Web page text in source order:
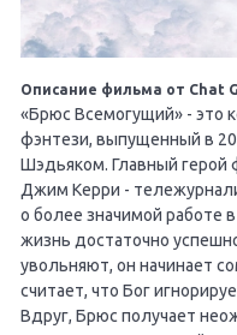
Описание фильма от Chat
«Брюс Всемогущий» - это
фэнтези, выпущенный в
Шэдьяком. Главный
Джим Керри -
о более значимой работе
жизнь достаточно
увольняют, он начинает
считает, что Бог
Вдруг, Брюс получает